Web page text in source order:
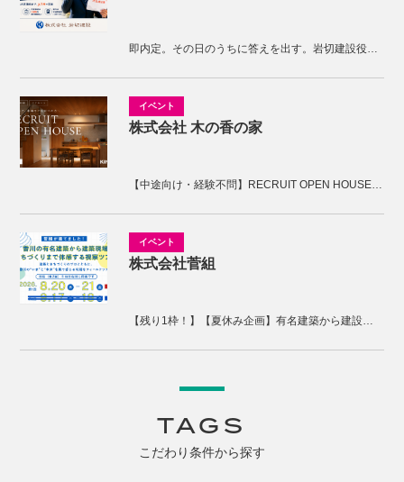
即内定。その日のうちに答えを出す。岩切建設役員面接
株式会社 木の香の家
【中途向け・経験不問】RECRUIT OPEN HOUSE開催！木の香の家の家づくりを体感しませんか。
株式会社菅組
【残り1枠！】【夏休み企画】有名建築から建設現場、まちづくりまで体感する2days視察ツアー
TAGS
こだわり条件から探す